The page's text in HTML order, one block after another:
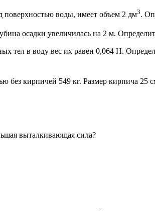
поверхностью воды, имеет объем 2 дм3.
осадки увеличилась на 2 м.
тел в воду вес их равен 0,064 Н.
без кирпичей 549 кг. Размер кирпича
выталкивающая сила?